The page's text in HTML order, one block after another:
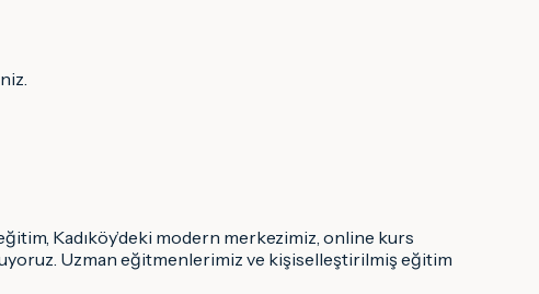
Kadıköy’deki modern merkezimiz, online kurs
Uzman eğitmenlerimiz ve kişiselleştirilmiş eğitim